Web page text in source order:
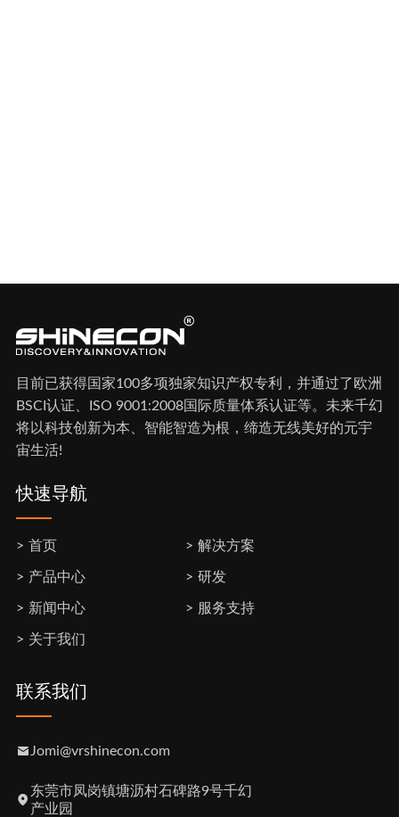
目前已获得国家100多项独家知识产权专利，并通过了欧洲
BSCI认证、ISO 9001:2008国际质量体系认证等。未来千幻
将以科技创新为本、智能智造为根，缔造无线美好的元宇
宙生活!
快速导航
首页 解决方案
产品中心 研发
新闻中心 服务支持
关于我们
联系我们
Jomi@vrshinecon.com
东莞市凤岗镇塘沥村石碑路9号千幻
产业园